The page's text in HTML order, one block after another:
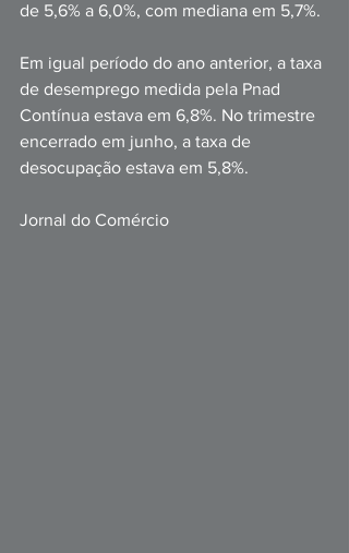
de 5,6% a 6,0%, com mediana em 5,7%.
Em igual período do ano anterior, a taxa
de desemprego medida pela Pnad
Contínua estava em 6,8%. No trimestre
encerrado em junho, a taxa de
desocupação estava em 5,8%.
Jornal do Comércio